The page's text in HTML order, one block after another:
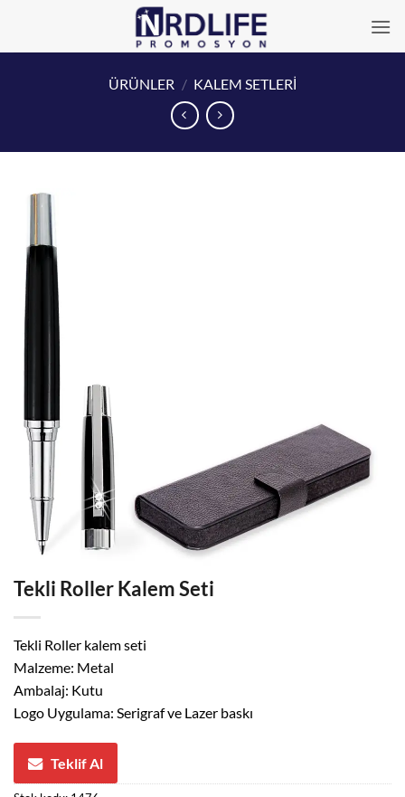
ÜRÜNLER / KALEM SETLERİ
Tekli Roller Kalem Seti
Tekli Roller kalem seti
Malzeme: Metal
Ambalaj: Kutu
Logo Uygulama: Serigraf ve Lazer baskı
Teklif Al